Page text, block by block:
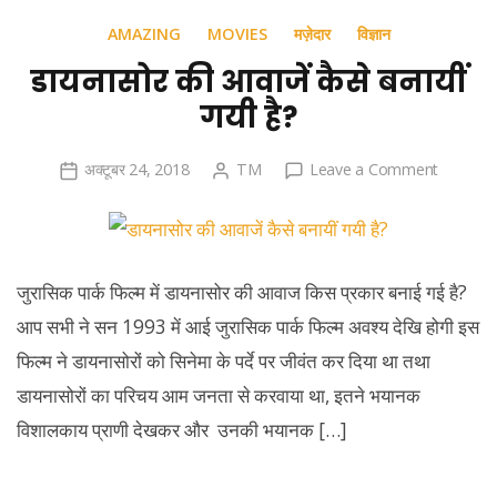
AMAZING MOVIES मज़ेदार विज्ञान
डायनासोर की आवाजें कैसे बनायीं
गयी है?
अक्टूबर 24, 2018 TM Leave a Commenton
कैसे
बनायीं
गयी
जुरासिक पार्क फिल्म में डायनासोर की आवाज किस प्रकार बनाई गई है?
आप सभी ने सन 1993 में आई जुरासिक पार्क फिल्म अवश्य देखि होगी इस
फिल्म ने डायनासोरों को सिनेमा के पर्दे पर जीवंत कर दिया था तथा
डायनासोरों का परिचय आम जनता से करवाया था, इतने भयानक
विशालकाय प्राणी देखकर और उनकी भयानक […]